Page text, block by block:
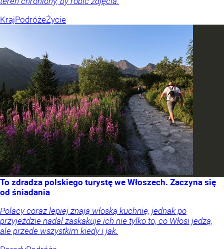
KrajPodróżeŻycie
To zdradza polskiego turystę we Włoszech. Zaczyna się
od śniadania
Polacy coraz lepiej znają włoską kuchnię, jednak po
przyjeździe nadal zaskakuje ich nie tylko to, co Włosi jedzą,
ale przede wszystkim kiedy i jak.